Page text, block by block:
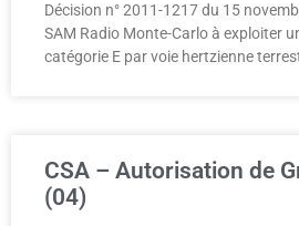
Décision n° 2011-1217 du 15
SAM Radio Monte-Carlo à exploiter
catégorie E par voie hertzienne
CSA – Autorisation de
(04)